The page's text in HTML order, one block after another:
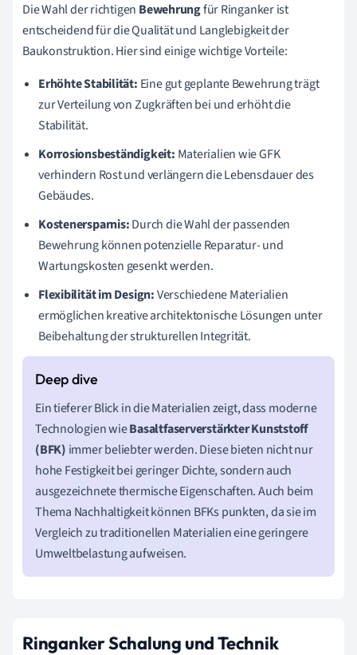
Die Wahl der richtigen Bewehrungfür Ringanker ist
entscheidend für die Qualität und Langlebigkeit der
Baukonstruktion. Hier sind einige wichtige Vorteile:
Erhöhte Stabilität: Eine gut geplante Bewehrung trägt
zur Verteilung von Zugkräften bei und erhöht die
Stabilität.
Korrosionsbeständigkeit: Materialien wie GFK
verhindern Rost und verlängern die Lebensdauer des
Gebäudes.
Kostenersparnis:Durch die Wahl der passenden
Bewehrung können potenzielle Reparatur- und
Wartungskosten gesenkt werden.
Flexibilität im Design:Verschiedene Materialien
ermöglichen kreative architektonische Lösungen unter
Beibehaltung der strukturellen Integrität.
Ein tieferer Blick in die Materialien zeigt, dass moderne
Technologien wieBasaltfaserverstärkter Kunststoff
(BFK) immer beliebter werden. Diese bieten nicht nur
hohe Festigkeit bei geringer Dichte, sondern auch
ausgezeichnete thermische Eigenschaften. Auch beim
Thema Nachhaltigkeit können BFKs punkten, da sie im
Vergleich zu traditionellen Materialien eine geringere
Umweltbelastung aufweisen.
Ringanker Schalung und Technik